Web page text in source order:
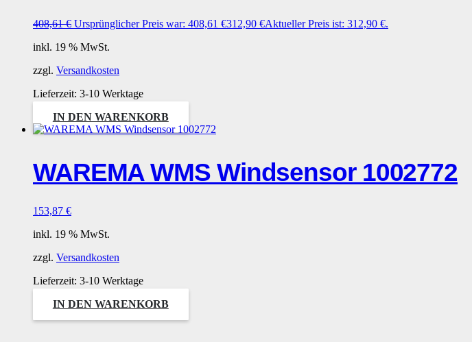
408,61€ Ursprünglicher Preis war: 408,61 €312,90 €Aktueller Preis ist: 312,90 €.
inkl. 19 % MwSt.
zzgl. Versandkosten
Lieferzeit: 3-10 Werktage
IN DEN WARENKORB
WAREMA WMS Windsensor 1002772
153,87 €
inkl. 19 % MwSt.
zzgl. Versandkosten
Lieferzeit: 3-10 Werktage
IN DEN WARENKORB